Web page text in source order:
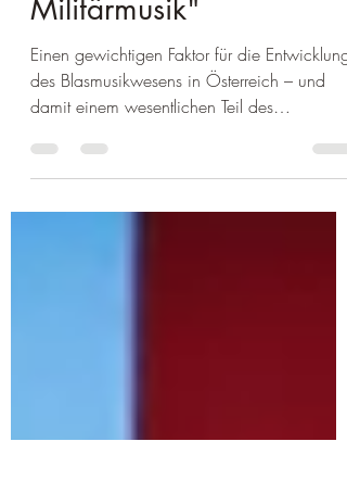
Sonderausstellung
"Zauber der
Militärmusik"
Einen gewichtigen Faktor für die Entwicklung
des Blasmusikwesens in Österreich – und